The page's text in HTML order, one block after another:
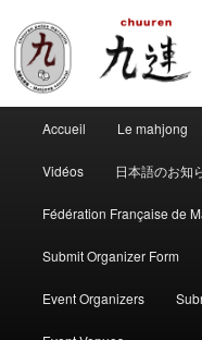
contenu
principal
contenu
secondaire
Chuuren
convivial
principal
Accueil Le mahjong
Vidéos 日本語のお知
Fédération Française de
Submit Organizer Form
Event Organizers